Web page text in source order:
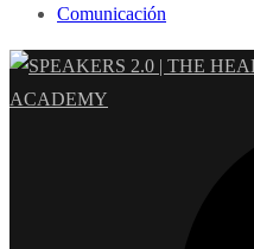
Comunicación